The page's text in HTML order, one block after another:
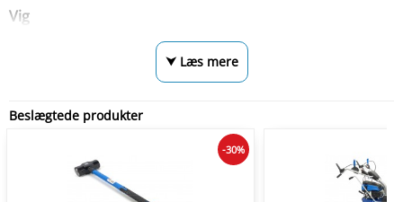
Vig
⮟ Læs mere
Beslægtede produkter
-30%